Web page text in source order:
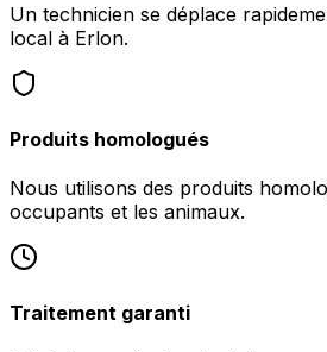
Un technicien se déplace
local à Erlon.
Produits homologués
Nous utilisons des produits
occupants et les animaux.
Traitement garanti